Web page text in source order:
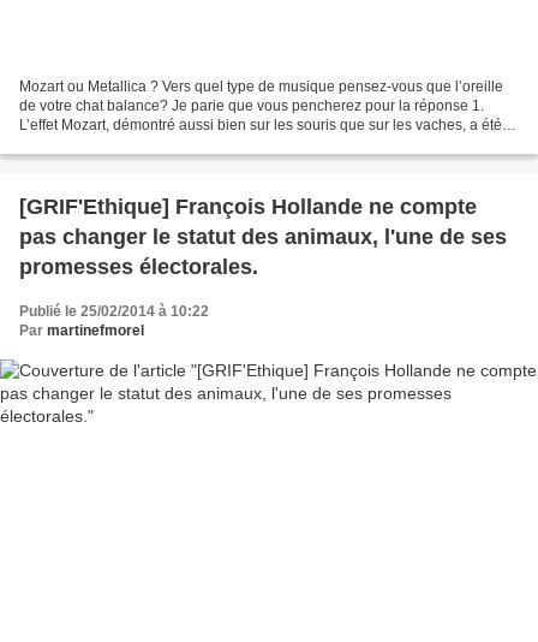
Mozart ou Metallica ? Vers quel type de musique pensez-vous que l’oreille
de votre chat balance? Je parie que vous pencherez pour la réponse 1.
L’effet Mozart, démontré aussi bien sur les souris que sur les vaches, a été
[GRIF'Ethique] François Hollande ne compte
pas changer le statut des animaux, l'une de ses
promesses électorales.
Publié le 25/02/2014 à 10:22
Par martinefmorel